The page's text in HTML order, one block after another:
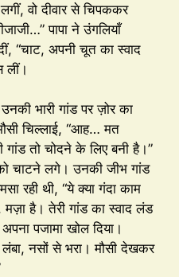
वो दीवार से चिपककर
पापा ने उंगलियाँ
“चाट, अपनी चूत का स्वाद
लीं।
भारी गांड पर ज़ोर का
चिल्लाई, “आह… मत
गांड तो चोदने के लिए बनी है।”
चाटने लगे। उनकी जीभ गांड
रही थी, “ये क्या गंदा काम
मज़ा है। तेरी गांड का स्वाद लंड
पजामा खोल दिया।
नसों से भरा। मौसी देखकर